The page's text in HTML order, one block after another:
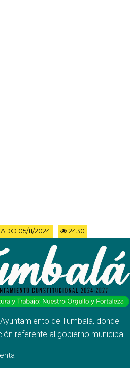
05/11/2024 2430
de Tumbalá, donde
referente al gobierno municipal.